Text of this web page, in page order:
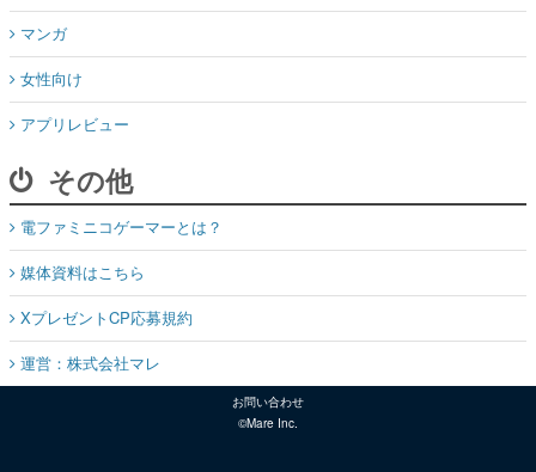
マンガ
女性向け
アプリレビュー
その他
電ファミニコゲーマーとは？
媒体資料はこちら
XプレゼントCP応募規約
運営：株式会社マレ
お問い合わせ
©Mare Inc.